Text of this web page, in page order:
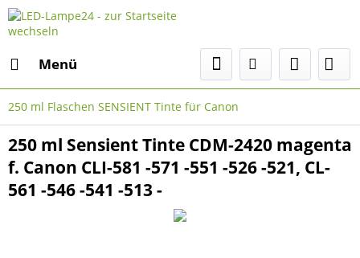
Menü
250 ml Flaschen SENSIENT Tinte für Canon
250 ml Sensient Tinte CDM-2420 magenta
f. Canon CLI-581 -571 -551 -526 -521, CL-
561 -546 -541 -513 -